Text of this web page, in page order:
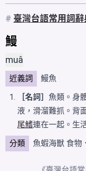
# 臺灣台語常用詞辭
鰻
muâ
近義詞
鰻魚
［名詞］ 魚類。身
液，滑溜難抓。背
尾鰭連在一起。生
分類
魚蝦海獸 食物